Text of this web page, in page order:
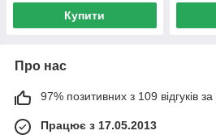
Купити
Про нас
97% позитивних з 109 відгуків за
Працює з 17.05.2013